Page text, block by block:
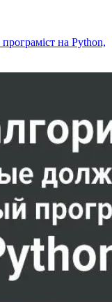
на Python,